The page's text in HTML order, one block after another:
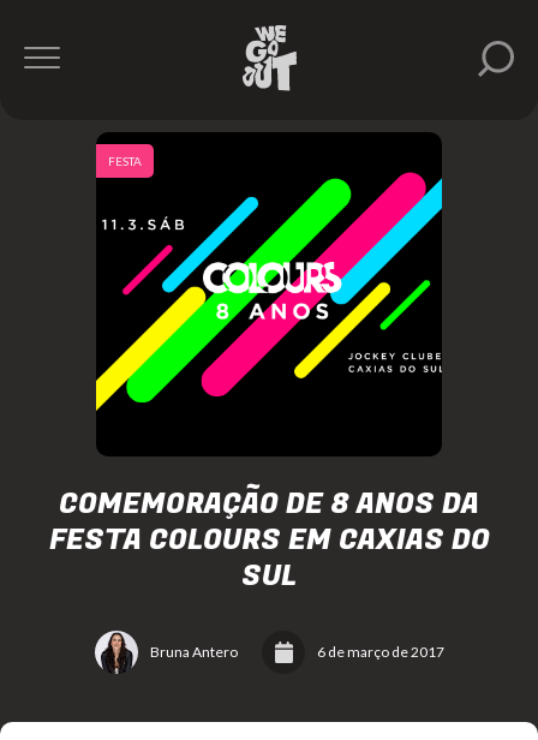
COMEMORAÇÃO DE 8 ANOS DA
FESTA COLOURS EM CAXIAS DO
SUL
Bruna Antero 6 de março de 2017
FESTA